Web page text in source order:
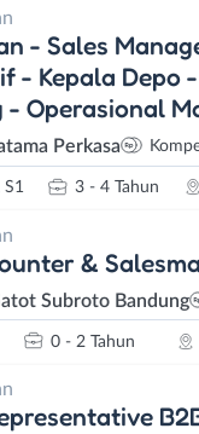
- Sales
- Kepala Depo
- Operasional
Perkasa
3 - 4 Tahun
&
Subroto Bandung
0 - 2 Tahun